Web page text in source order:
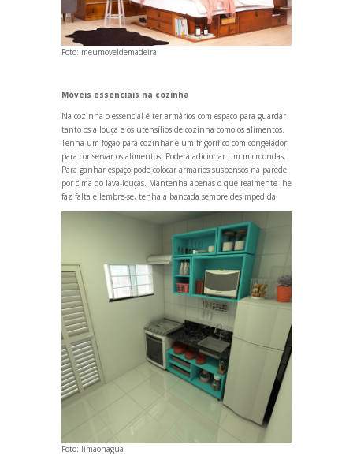
Foto: meumoveldemadeira
Móveis essenciais na cozinha
Na cozinha o essencial é ter armários com espaço para guardar
tanto os a louça e os utensílios de cozinha como os alimentos.
Tenha um fogão para cozinhar e um frigorífico com congelador
para conservar os alimentos. Poderá adicionar um microondas.
Para ganhar espaço pode colocar armários suspensos na parede
por cima do lava-louças. Mantenha apenas o que realmente lhe
faz falta e lembre-se, tenha a bancada sempre desimpedida.
Foto: limaonagua